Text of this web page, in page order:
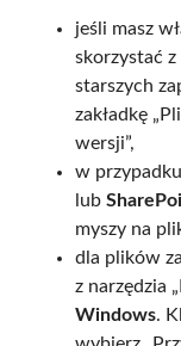
jeśli masz
skorzystać
starszych
zakładkę
wersji”,
w
lub
myszy na
dla plików
z narzędzia
Windows.